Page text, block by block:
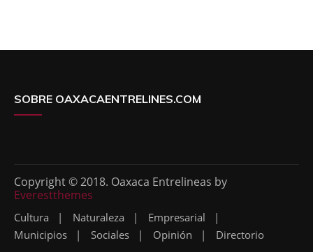
SOBRE OAXACAENTRELINES.COM
Copyright © 2018. Oaxaca Entrelineas by
Everestthemes
Cultura Naturaleza
Empresarial
Municipios
Sociales Opinión Directorio